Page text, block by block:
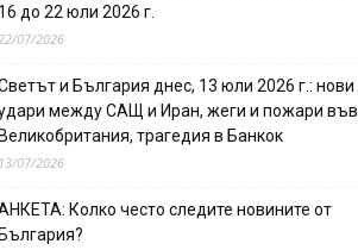
до 22 юли 2026 г.
07/2026
и България днес, 13 юли 2026 г.: нови
между САЩ и Иран, жеги и пожари във
трагедия в Банкок
07/2026
Колко често следите новините от